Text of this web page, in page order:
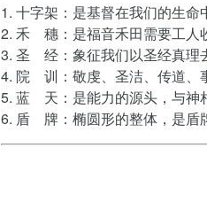
1. 十字架：是基督在我们的生命
2. 禾 穗：是福音禾田需要工人
3. 圣 经：象征我们以圣经真理
4. 院 训：敬虔、圣洁、传道、
5. 蓝 天：是能力的源头，与神
6. 盾 牌：椭圆形的整体，是盾